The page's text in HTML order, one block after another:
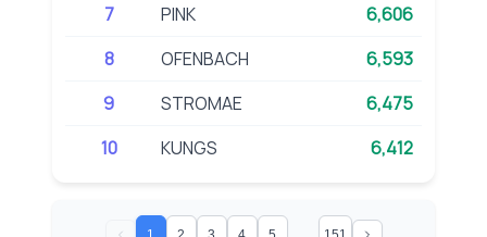
7 PINK
6,606
8
OFENBACH
6,593
9
STROMAE
6,475
10
KUNGS 6,412